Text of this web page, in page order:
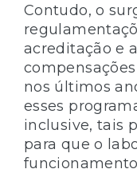
Contudo, o
acreditação e
nos últimos
esses
inclusive, tais
para que o